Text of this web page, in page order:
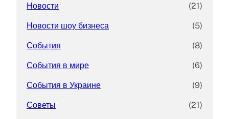
Новости (21)
Новости шоу бизнеса (5)
События (8)
События в мире (6)
События в Украине (9)
Советы (21)